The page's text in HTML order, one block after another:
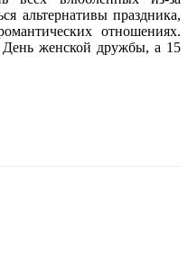
альтернативы праздника,
отношениях.
женской дружбы, а 15